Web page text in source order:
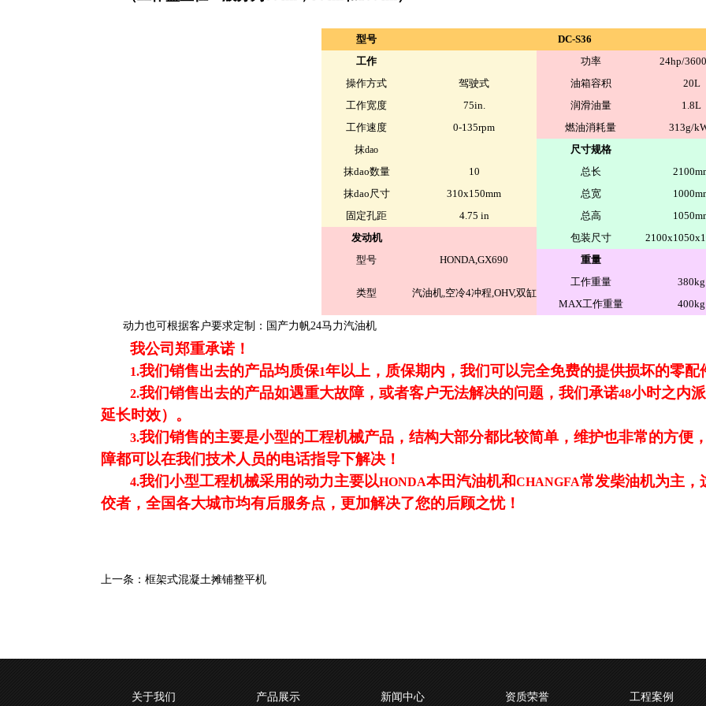
型号
DC-S36
工作
功率
24hp/
操作方式
驾驶式 油箱容积
20L
工作宽度
75in. 润滑油量
1.8L
工作速度
0-135rpm 燃油消耗量
313g/
抹dao
尺寸规格
抹dao数量 10 总长
抹dao尺寸 310x150mm 总宽
固定孔距
4.75 in 总高
发动机
包装尺寸
型号
HONDA,GX690 重量
类型 汽油机,空冷4冲程,OHV,双缸
工作重量
380kg
MAX工作重量
400kg
动力也可根据客户要求定制：国产力帆24马力汽油机
我公司郑重承诺！
1.我们销售出去的产品均质保1年以上，质保期内，我们可以完全免费的提供损坏的零配
2.我们销售出去的产品如遇重大故障，或者客户无法解决的问题，我们承诺48小时之内
延长时效）。
3.我们销售的主要是小型的工程机械产品，结构大部分都比较简单，维护也非常的方便
障都可以在我们技术人员的电话指导下解决！
4.我们小型工程机械采用的动力主要以HONDA本田汽油机和CHANGFA常发柴油机为主，
佼者，全国各大城市均有后服务点，更加解决了您的后顾之忧！
上一条： 框架式混凝土摊铺整平机
关于我们 产品展示 新闻中心 资质荣誉 工程案例